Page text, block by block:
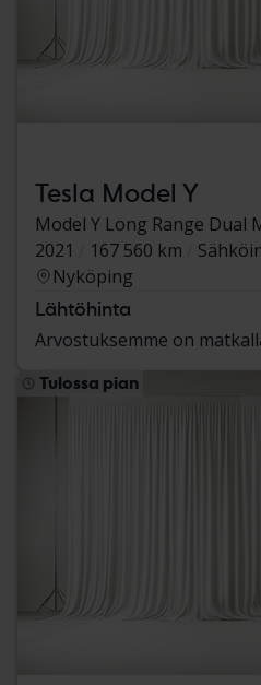
Tesla Model Y
Model Y Long Range Dual
2021
167 560 km
Nyköping
Lähtöhinta
Arvostuksemme on
Tulossa pian